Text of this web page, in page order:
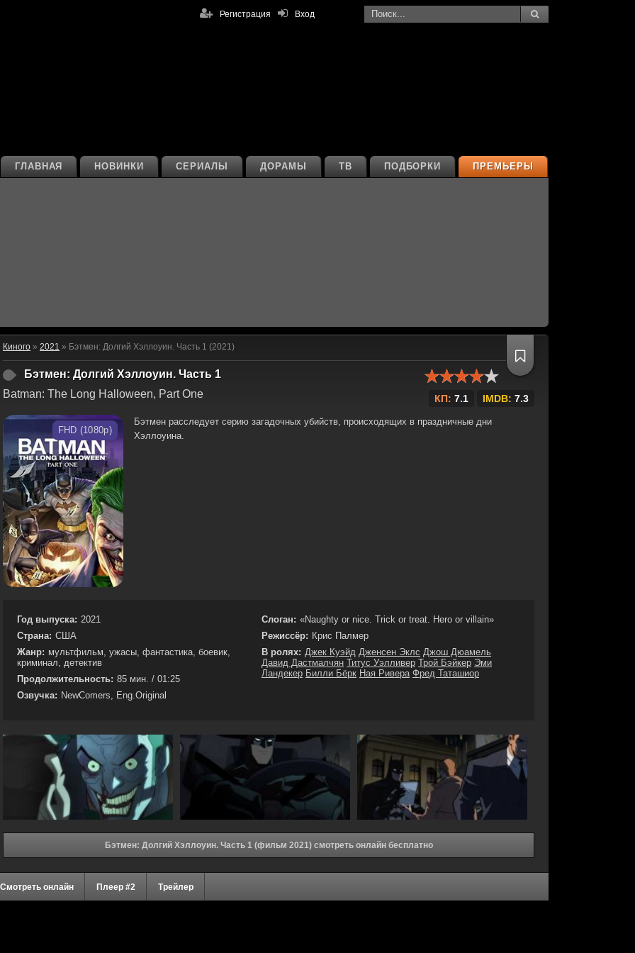
Вход
Регистрация
ПРЕМЬЕРЫ
ПОДБОРКИ
ТВ
ДОРАМЫ
СЕРИАЛЫ
НОВИНКИ
ГЛАВНАЯ
Киного » 2021 » Бэтмен: Долгий Хэллоуин. Часть 1 (2021)
Бэтмен: Долгий Хэллоуин. Часть 1
Batman: The Long Halloween, Part One
КП: 7.1 IMDB: 7.3
FHD (1080p)
Бэтмен расследует серию загадочных убийств, происходящих в праздничные дни
Хэллоуина.
Год выпуска: 2021
Страна: США
Жанр: мультфильм, ужасы, фантастика, боевик,
криминал, детектив
Продолжительность: 85 мин. / 01:25
Озвучка: NewComers, Eng.Original
Слоган: «Naughty or nice. Trick or treat. Hero or villain»
Режиссёр: Крис Палмер
В ролях: Джек Куэйд Дженсен Эклс Джош Дюамель
Давид Дастмалчян Титус Уэлливер Трой Бэйкер Эми
Ландекер Билли Бёрк Ная Ривера Фред Таташиор
Бэтмен: Долгий Хэллоуин. Часть 1 (фильм 2021) смотреть онлайн бесплатно
Смотреть онлайн Плеер #2 Трейлер